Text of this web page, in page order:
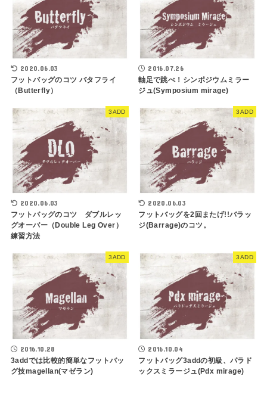
2020.06.03
フットバッグのコツ バタフライ
（Butterfly）
2016.07.26
軸足で跳べ！シンポジウムミラー
ジュ(Symposium mirage)
3ADD
2020.06.03
フットバッグのコツ ダブルレッ
グオーバー（Double Leg Over）
練習方法
3ADD
2020.06.03
フットバッグを2回またげ!!バラッ
ジ(Barrage)のコツ。
3ADD
2016.10.28
3addでは比較的簡単なフットバッ
グ技magellan(マゼラン)
3ADD
2016.10.04
フットバッグ3addの初級、パラド
ックスミラージュ(Pdx mirage)